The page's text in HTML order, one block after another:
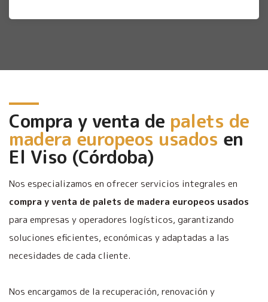
Compra y venta de palets de
madera europeos usados en
El Viso (Córdoba)
Nos especializamos en ofrecer servicios integrales en
compra y venta de palets de madera europeos usados
para empresas y operadores logísticos, garantizando
soluciones eficientes, económicas y adaptadas a las
necesidades de cada cliente.
Nos encargamos de la recuperación, renovación y